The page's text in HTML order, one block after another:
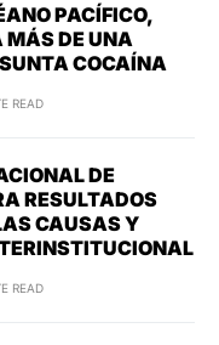
PACÍFICO,
DE UNA
COCAÍNA
READ
DE
RESULTADOS
CAUSAS Y
READ